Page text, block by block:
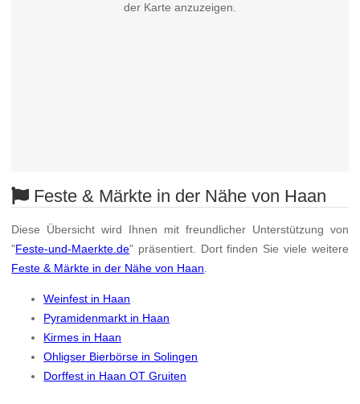
der Karte anzuzeigen.
Feste & Märkte in der Nähe von Haan
Diese Übersicht wird Ihnen mit freundlicher Unterstützung von
"Feste-und-Maerkte.de" präsentiert. Dort finden Sie viele weitere
Feste & Märkte in der Nähe von Haan
Weinfest in Haan
Pyramidenmarkt in Haan
Kirmes in Haan
Ohligser Bierbörse in Solingen
Dorffest in Haan OT Gruiten